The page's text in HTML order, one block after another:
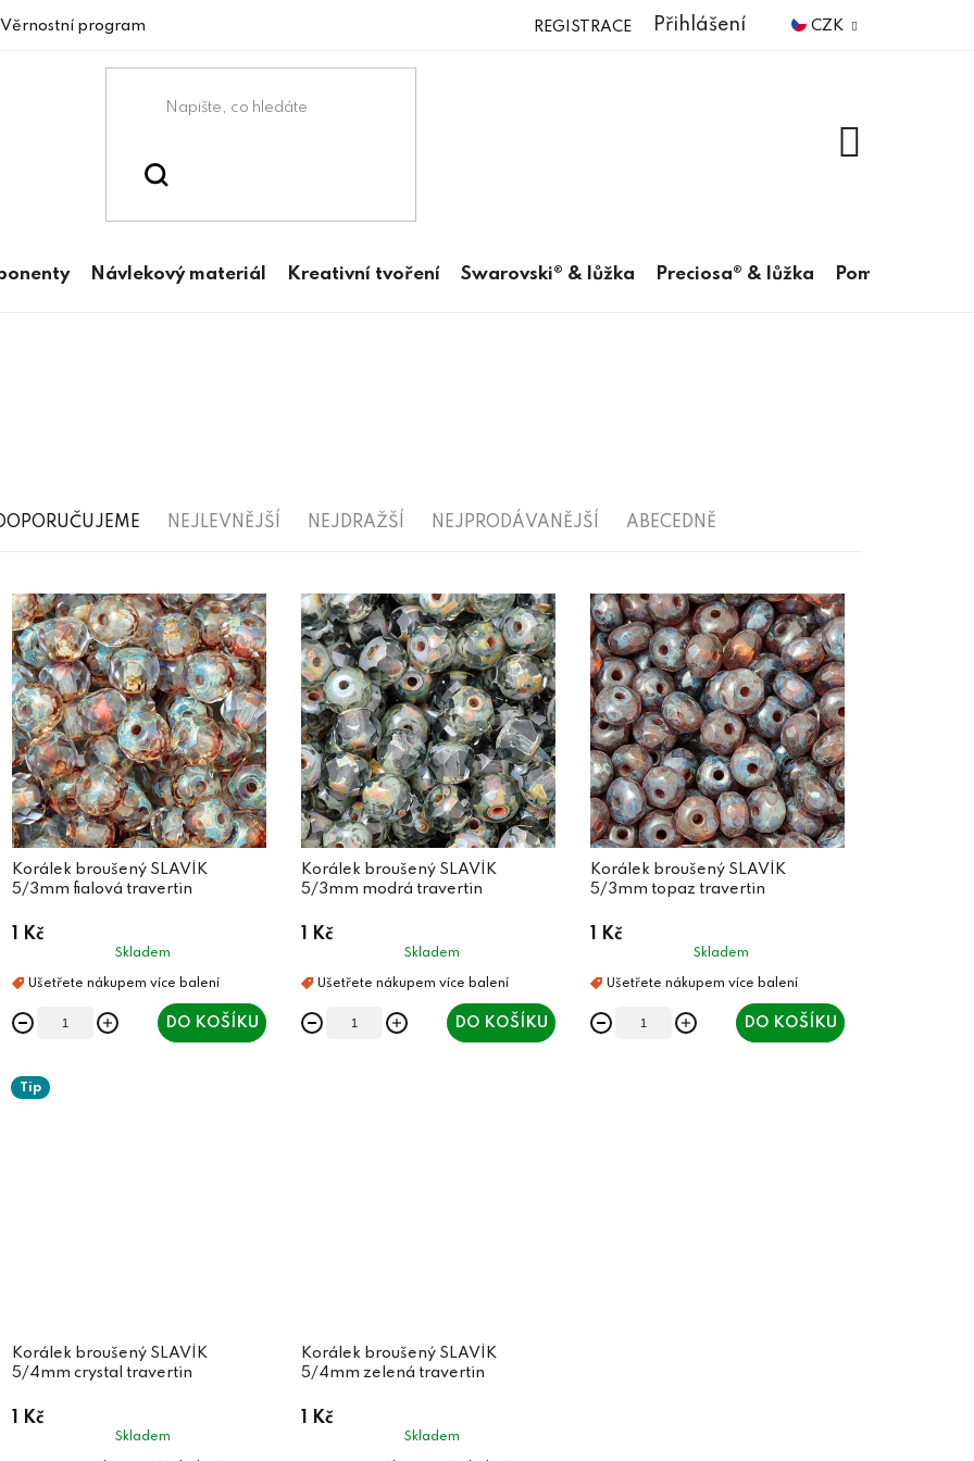
Věrnostní program CZK
Přihlášení
REGISTRACE
Návlekový materiál Kreativní tvoření Swarovski® & lůžka Preciosa® & lůžka Pomůcky
z
e
n
p
o
d
u
k
ů
NEJLEVNĚJŠÍ NEJDRAŽŠÍ NEJPRODÁVANĚJŠÍ ABECEDNĚ
V
ý
p
p
o
d
ů
Korálek broušený SLAVÍK
5/3mm fialová travertin
1 Kč
Skladem
DO KOŠÍKU
Korálek broušený SLAVÍK
5/3mm modrá travertin
1 Kč
Skladem
DO KOŠÍKU
Korálek broušený SLAVÍK
5/3mm topaz travertin
1 Kč
Skladem
DO KOŠÍKU
Tip
Korálek broušený SLAVÍK
5/4mm crystal travertin
1 Kč
Skladem
Korálek broušený SLAVÍK
5/4mm zelená travertin
1 Kč
Skladem